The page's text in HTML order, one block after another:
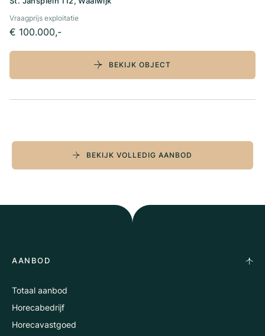
Vraagprijs exploitatie
€ 100.000,-
BEKIJK OBJECT
BEKIJK VOLLEDIG AANBOD
AANBOD
Totaal aanbod
Horecabedrijf
Horecavastgoed